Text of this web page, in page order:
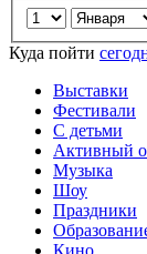
Куда пойти
Выставки
Фестивали
С детьми
Активный
Музыка
Шоу
Праздники
Кино